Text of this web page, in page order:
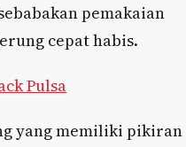
pemakaian
cepat habis.
Pulsa
yang memiliki pikiran